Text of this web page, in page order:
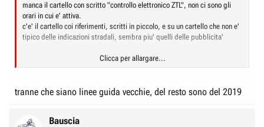
manca il cartello con scritto "controllo elettronico ZTL", non ci sono gli
orari in cui e' attiva.
c'e' il cartello coi riferimenti, scritti in piccolo, e su un cartello che non e'
tipico delle indicazioni stradali, sembra piu' quelli delle pubblicita'
Clicca per allargare...
tranne che siano linee guida vecchie, del resto sono del 2019
Bauscia